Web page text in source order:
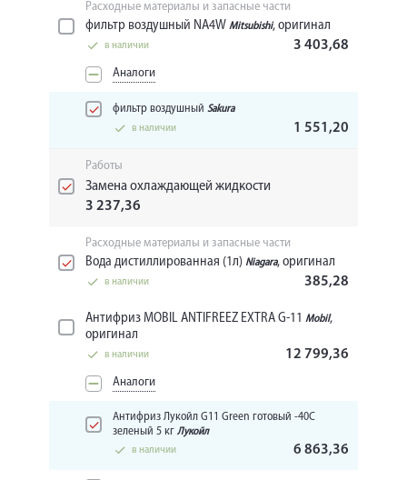
Расходные материалы и запасные части
фильтр воздушный NA4W Mitsubishi, оригинал
в наличии 3 403,68
Аналоги
фильтр воздушный Sakura
в наличии
1 551,20
Работы
Замена охлаждающей жидкости
3 237,36
Расходные материалы и запасные части
Вода дистиллированная (1л) Niagara, оригинал
в наличии 385,28
Антифриз MOBIL ANTIFREEZ EXTRA G-11 Mobil,
оригинал
в наличии 12 799,36
Аналоги
Антифриз Лукойл G11 Green готовый -40C
зеленый 5 кг Лукойл
в наличии
6 863,36